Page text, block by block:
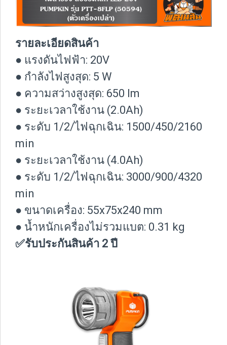
รายละเอียดสินค้า
● แรงดันไฟฟ้า: 20V
● กำลังไฟสูงสุด: 5 W
● ความสว่างสูงสุด: 650 lm
● ระยะเวลาใช้งาน (2.0Ah)
● ระดับ 1/2/ไฟฉุกเฉิน: 1500/450/2160
min
● ระยะเวลาใช้งาน (4.0Ah)
● ระดับ 1/2/ไฟฉุกเฉิน: 3000/900/4320
min
● ขนาดเครื่อง: 55x75x240 mm
● น้ำหนักเครื่องไม่รวมแบต: 0.31 kg
✅รับประกันสินค้า 2 ปี